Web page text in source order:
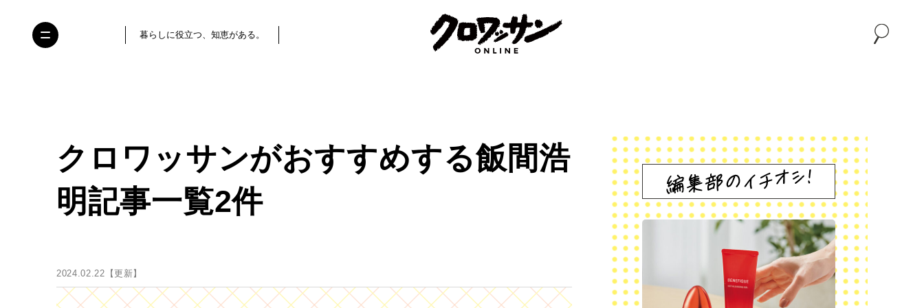
暮らしに役立つ、知恵がある。
クロワッサンがおすすめする飯間浩
明記事一覧2件
2024.02.22【更新】